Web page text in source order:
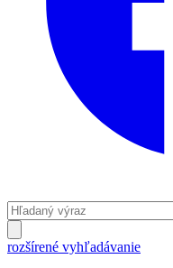
rozšírené vyhľadávanie